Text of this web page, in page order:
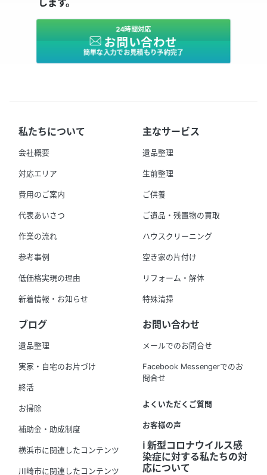
24時間対応
お問い合わせ
簡単な入力でお見積もり予約完了
私たちについて
会社概要
対応エリア
費用のご案内
代表あいさつ
作業の流れ
参考事例
低価格実現の理由
新着情報・お知らせ
主なサービス
遺品整理
生前整理
ご供養
ご遺品・残置物の買取
ハウスクリーニング
空き家の片付け
リフォーム・解体
特殊清掃
ブログ
遺品整理
実家・自宅のお片づけ
終活
お掃除
補助金・助成制度
横浜市に関連したコンテンツ
川崎市に関連したコンテンツ
お問い合わせ
メールでのお問合せ
Facebook Messengerでのお
問合せ
よくいただくご質問
お客様の声
ℹ️ 新型コロナウイルス感
染症に対する私たちの対
応について